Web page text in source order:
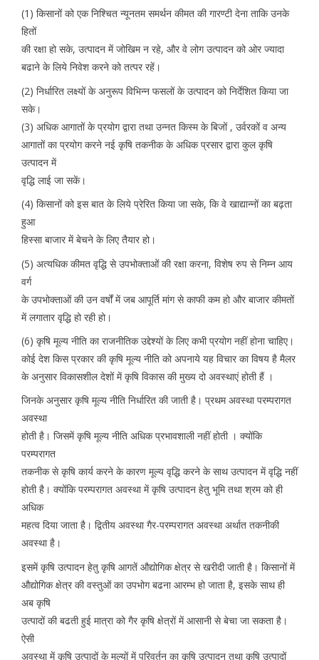
(1) किसानों को एक निश्चित न्यूनतम समर्थन कीमत की गारण्टी देना ताकि उनके
हितों
की रक्षा हो सके, उत्पादन में जोखिम न रहे, और वे लोग उत्पादन को ओर ज्यादा
बढाने के लिये निवेश करने को तत्पर रहें।
(2) निर्धारित लक्ष्यों के अनुरूप विभिन्न फसलों के उत्पादन को निर्देशित किया जा
सके।
(3) अधिक आगातों के प्रयोग द्वारा तथा उन्नत किस्म के बिजों , उर्वरकों व अन्य
आगातों का प्रयोग करने नई कृषि तकनीक के अधिक प्रसार द्वारा कुल कृषि
उत्पादन में
वृद्धि लाई जा सकें।
(4) किसानों को इस बात के लिये प्रेरित किया जा सके, कि वे खाद्यान्नों का बढ़ता
हुआ
हिस्सा बाजार में बेचने के लिए तैयार हो।
(5) अत्यधिक कीमत वृद्धि से उपभोक्ताओं की रक्षा करना, विशेष रुप से निम्न आय
वर्ग
के उपभोक्ताओं की उन वर्षों में जब आपूर्ति मांग से काफी कम हो और बाजार कीमतों
में लगातार वृद्धि हो रही हो।
(6) कृषि मूल्य नीति का राजनीतिक उद्देश्यों के लिए कभी प्रयोग नहीं होना चाहिए।
कोई देश किस प्रकार की कृषि मूल्य नीति को अपनाये यह विचार का विषय है मैलर
के अनुसार विकासशील देशों में कृषि विकास की मुख्य दो अवस्थाएं होती हैं ।
जिनके अनुसार कृषि मूल्य नीति निर्धारित की जाती है। प्रथम अवस्था परम्परागत
अवस्था
होती है। जिसमें कृषि मूल्य नीति अधिक प्रभावशाली नहीं होती । क्योंकि
परम्परागत
तकनीक से कृषि कार्य करने के कारण मूल्य वृद्धि करने के साथ उत्पादन में वृद्धि नहीं
होती है। क्योंकि परम्परागत अवस्था में कृषि उत्पादन हेतु भूमि तथा श्रम को ही
अधिक
महत्व दिया जाता है। द्वितीय अवस्था गैर-परम्परागत अवस्था अर्थात तकनीकी
अवस्था है।
इसमें कृषि उत्पादन हेतु कृषि आगतें औद्योगिक क्षेत्र से खरीदी जाती है। किसानों में
औद्योगिक क्षेत्र की वस्तुओं का उपभोग बढना आरम्भ हो जाता है, इसके साथ ही
अब कृषि
उत्पादों की बढती हुई मात्रा को गैर कृषि क्षेत्रों में आसानी से बेचा जा सकता है।
ऐसी
अवस्था में कृषि उत्पादों के मूल्यों में परिवर्तन का कृषि उत्पादन तथा कृषि उत्पादों